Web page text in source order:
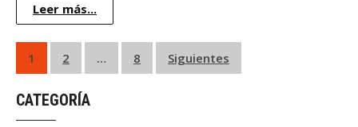
Leer más...
Paginación
entradas
1 2 … 8 Siguientes
CATEGORÍA